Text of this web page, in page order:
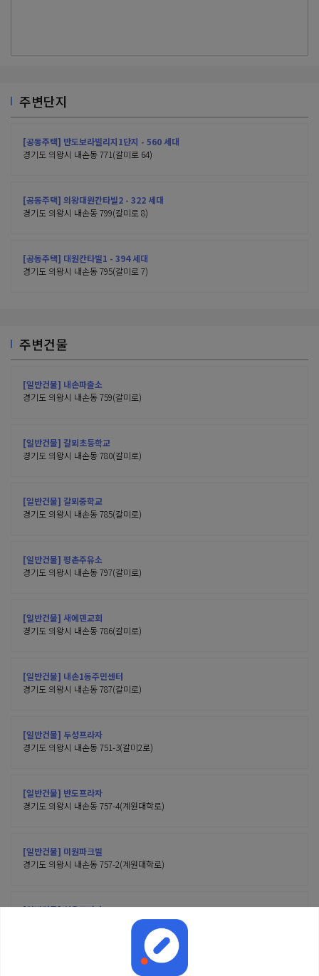
주변단지
[공동주택] 반도보라빌리지1단지 - 560 세대
경기도 의왕시 내손동 771(갈미로 64)
[공동주택] 의왕대원칸타빌2 - 322 세대
경기도 의왕시 내손동 799(갈미로 8)
[공동주택] 대원칸타빌1 - 394 세대
경기도 의왕시 내손동 795(갈미로 7)
주변건물
[일반건물] 내손파출소
경기도 의왕시 내손동 759(갈미로)
[일반건물] 갈뫼초등학교
경기도 의왕시 내손동 780(갈미로)
[일반건물] 갈뫼중학교
경기도 의왕시 내손동 785(갈미로)
[일반건물] 평촌주유소
경기도 의왕시 내손동 797(갈미로)
[일반건물] 새에덴교회
경기도 의왕시 내손동 786(갈미로)
[일반건물] 내손1동주민센터
경기도 의왕시 내손동 787(갈미로)
[일반건물] 두성프라자
경기도 의왕시 내손동 751-3(갈미2로)
[일반건물] 반도프라자
경기도 의왕시 내손동 757-4(계원대학로)
[일반건물] 미원파크빌
경기도 의왕시 내손동 757-2(계원대학로)
[일반건물] 신우프라자
경기도 의왕시 내손동 757(계원대학로)